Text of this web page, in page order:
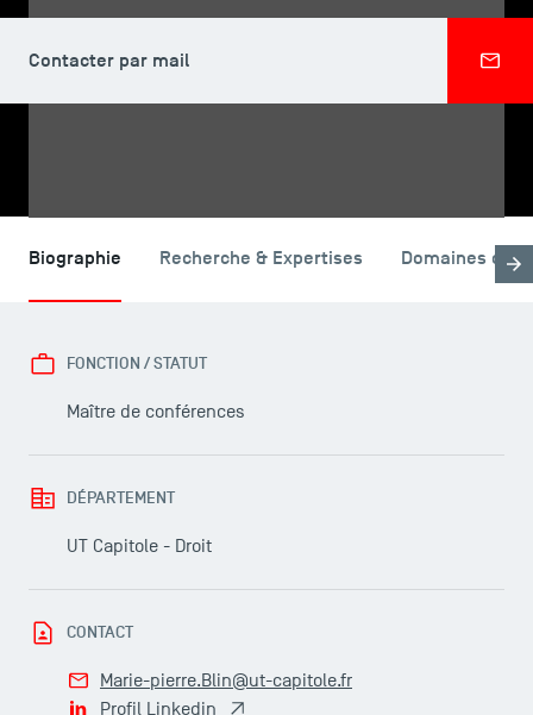
Le corps professoral
Campus tour
Accréditations
Contacter par mail
Biographie Recherche & Expertises Domaines
FONCTION / STATUT
Maître de conférences
DÉPARTEMENT
UT Capitole - Droit
CONTACT
Marie-pierre.Blin@ut-capitole.fr
Profil Linkedin